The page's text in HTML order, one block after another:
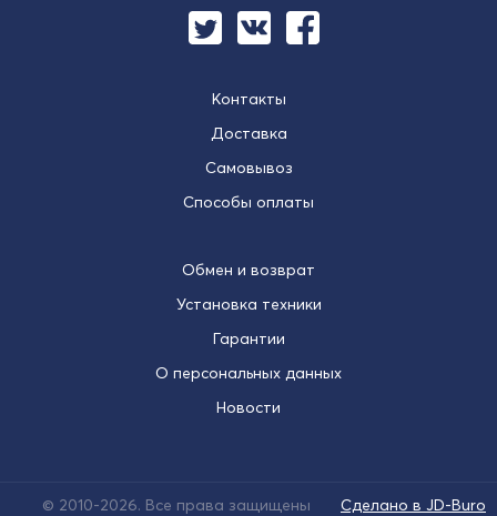
Контакты
Доставка
Самовывоз
Способы оплаты
Обмен и возврат
Установка техники
Гарантии
О персональных данных
Новости
© 2010-2026. Все права защищены Сделано в JD-Buro